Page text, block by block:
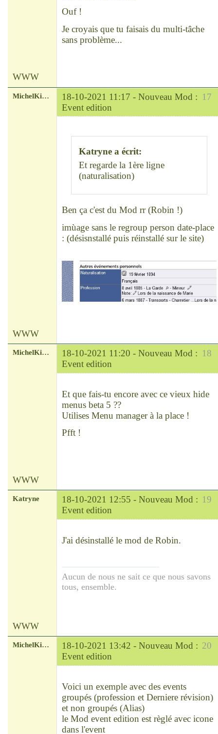
Ouf !
Je croyais que tu faisais du multi-tâche
sans problème...
WWW
17
MichelKirsch 18-10-2021 11:17 - Nouveau Mod :
Event edition
Katryne a écrit:
Et regarde la 1ère ligne
(naturalisation)
Ben ça c'est du Mod rr (Robin !)
imùage sans le regroup person date-place
: (désisnstallé puis réinstallé sur le site)
WWW
18
MichelKirsch 18-10-2021 11:20 - Nouveau Mod :
Event edition
Et que fais-tu encore avec ce vieux hide
menus beta 5 ??
Utilises Menu manager à la place !
Pfft !
WWW
19
Katryne 18-10-2021 12:55 - Nouveau Mod :
Event edition
J'ai désinstallé le mod de Robin.
Aucun de nous ne sait ce que nous savons
tous, ensemble.
WWW
20
MichelKirsch 18-10-2021 13:42 - Nouveau Mod :
Event edition
Voici un exemple avec des events
groupés (profession et Derniere révision)
et non groupés (Alias)
le Mod event edition est règlé avec icone
dans l'event